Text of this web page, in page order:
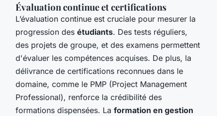
Évaluation continue et certifications
L’évaluation continue est cruciale pour mesurer la
progression des étudiants. Des tests réguliers,
des projets de groupe, et des examens permettent
d'évaluer les compétences acquises. De plus, la
délivrance de certifications reconnues dans le
domaine, comme le PMP (Project Management
Professional), renforce la crédibilité des
formations dispensées. La formation en gestion